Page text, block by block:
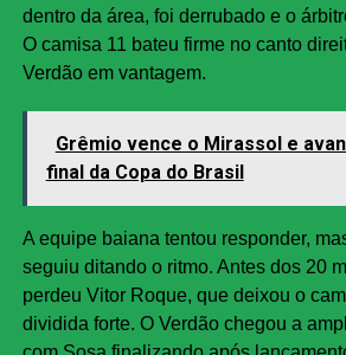
dentro da área, foi derrubado e o
O camisa 11 bateu firme no canto
Verdão em vantagem.
Grêmio vence o Mirassol e
final da Copa do Brasil
A equipe baiana tentou responder,
seguiu ditando o ritmo. Antes dos 20
perdeu Vitor Roque, que deixou o
dividida forte. O Verdão chegou a